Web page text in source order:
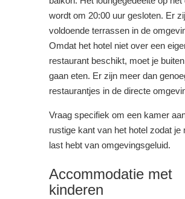
wordt om 20:00 uur gesloten. Er
voldoende terrassen in de
Omdat het hotel niet over een
restaurant beschikt, moet je
gaan eten. Er zijn meer dan
restaurantjes in de directe
Vraag specifiek om een kamer
rustige kant van het hotel zodat je
last hebt van omgevingsgeluid.
Accommodatie met
kinderen